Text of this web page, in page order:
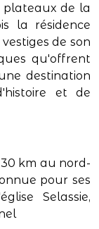
plateaux de la
la résidence
de son
qu'offrent
destination
et de
km au nord-
pour ses
Selassie,